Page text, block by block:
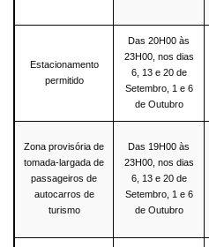
Estacionamento
permitido
Das 20H00 às
23H00, nos dias
6, 13 e 20 de
Setembro, 1 e 6
de Outubro
Zona provisória de
tomada-largada de
passageiros de
autocarros de
turismo
Das 19H00 às
23H00, nos dias
6, 13 e 20 de
Setembro, 1 e 6
de Outubro